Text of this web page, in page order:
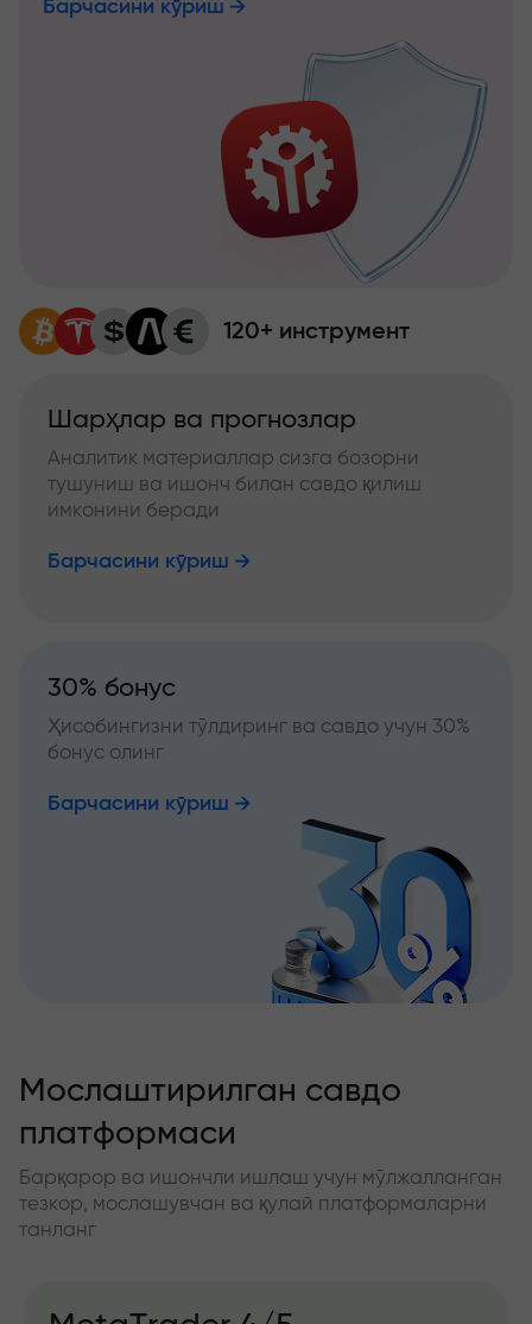
Барчасини кўриш
120+ инструмент
Шарҳлар ва прогнозлар
Аналитик материаллар сизга бозорни
тушуниш ва ишонч билан савдо қилиш
имконини беради
Барчасини кўриш
30% бонус
Ҳисобингизни тўлдиринг ва савдо учун 30%
бонус олинг
Барчасини кўриш
Мослаштирилган савдо
платформаси
Барқарор ва ишончли ишлаш учун мўлжалланган
тезкор, мослашувчан ва қулай платформаларни
танланг